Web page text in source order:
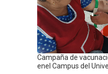
Campaña de
enel Campus del